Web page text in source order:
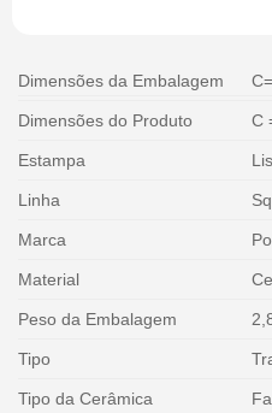
Dimensões da Embalagem
Dimensões do Produto C
Estampa
Linha
Marca
Material
Peso da Embalagem
Tipo
Tipo da Cerâmica